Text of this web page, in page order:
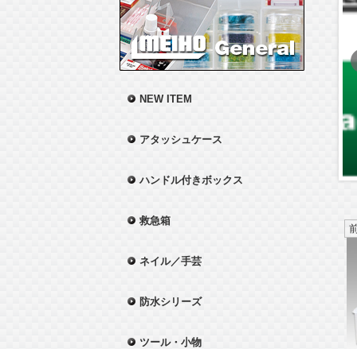
NEW ITEM
アタッシュケース
ハンドル付きボックス
救急箱
ネイル／手芸
防水シリーズ
ツール・小物